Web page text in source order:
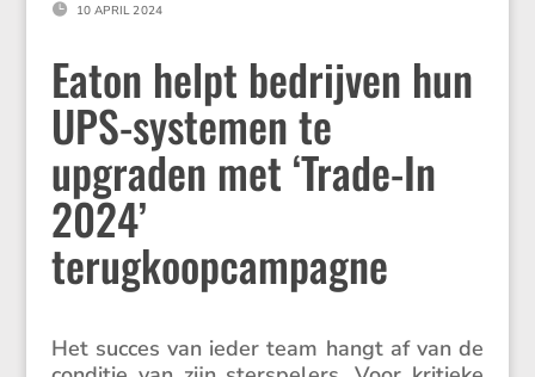
 10 APRIL 2024
Eaton helpt bedrijven hun
UPS-systemen te
upgraden met ‘Trade-In
2024’
terugkoopcampagne
Het succes van ieder team hangt af van de